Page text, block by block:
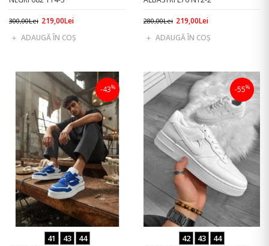
300,00Lei 219,00Lei
ADAUGĂ ÎN COŞ
280,00Lei 219,00Lei
ADAUGĂ ÎN COŞ
-43%
41 43 44
-55%
42 43 44